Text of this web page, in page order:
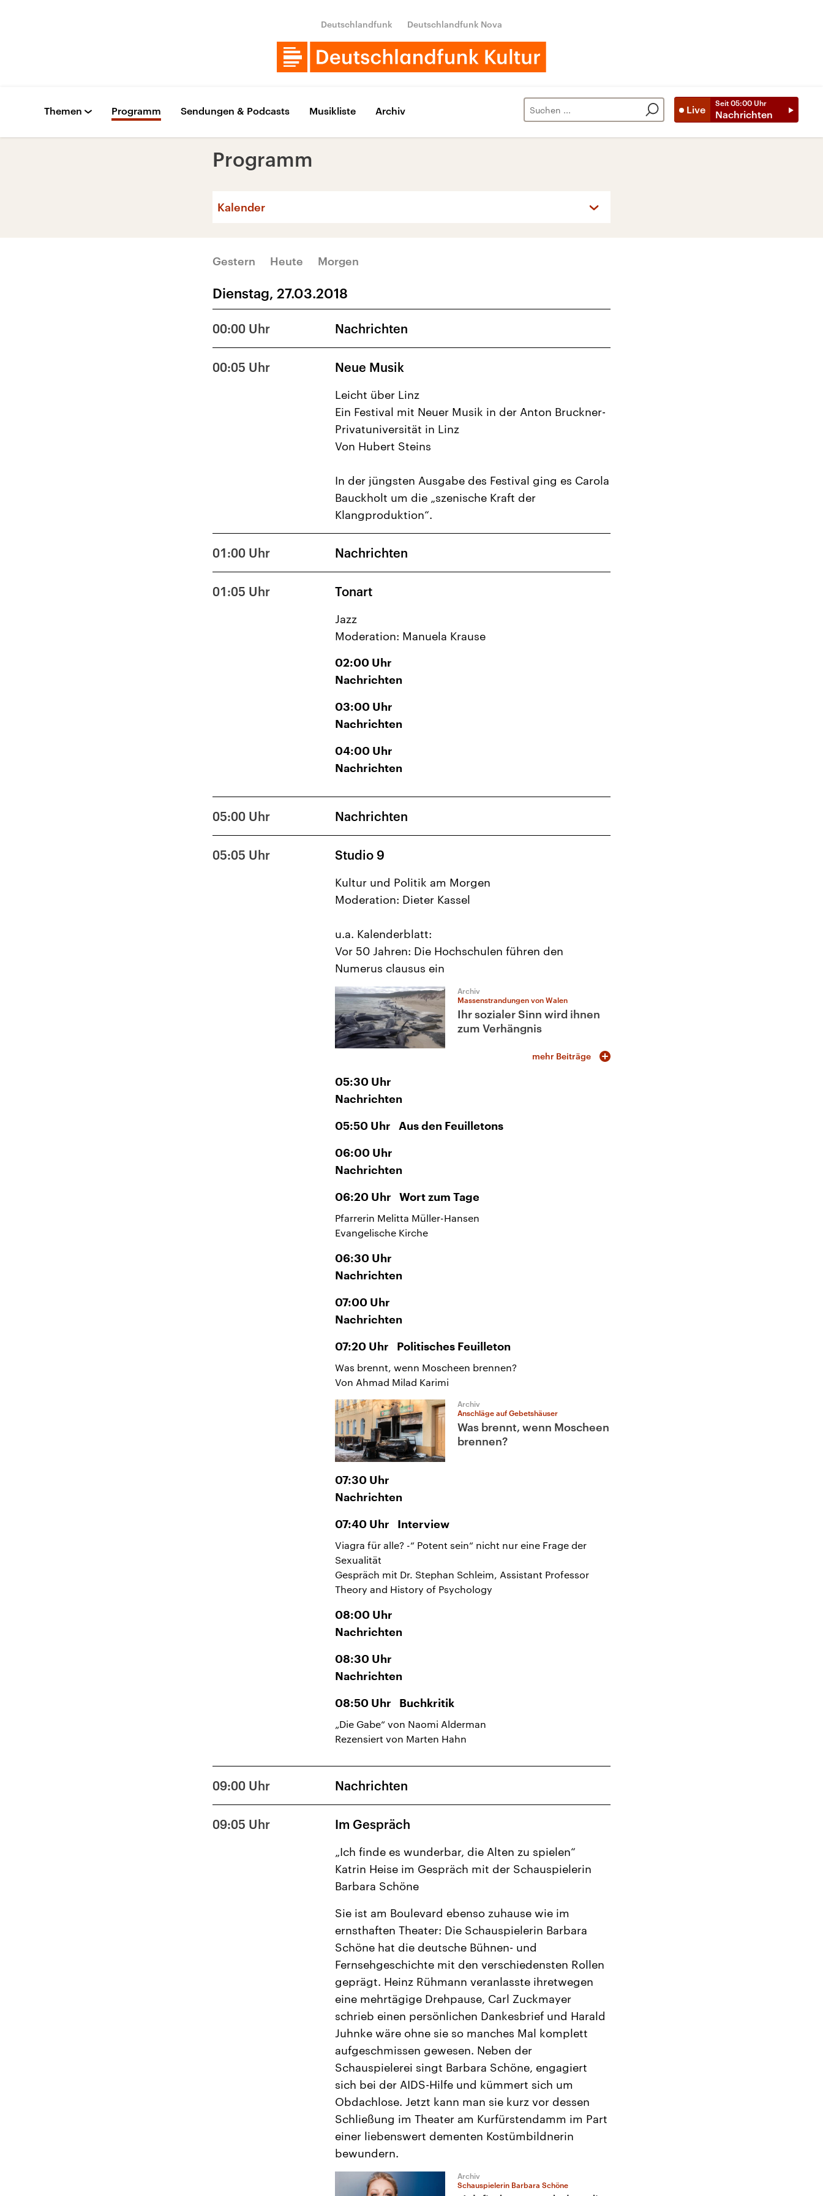
Deutschlandfunk Deutschlandfunk Nova
Live
Seit 05:00 Uhr
Nachrichten
Themen Programm Sendungen & Podcasts Musikliste Archiv
Programm
Kalender
Mo Di Mi
26 27
19 21
28 29
Gestern Heute Morgen
Dienstag, 27.03.2018
00:00 Uhr Nachrichten
00:05 Uhr Neue Musik
Leicht über Linz
Ein Festival mit Neuer Musik in der Anton Bruckner-
Privatuniversität in Linz
Von Hubert Steins
In der jüngsten Ausgabe des Festival ging es Carola
Bauckholt um die „szenische Kraft der
Klangproduktion“.
01:00 Uhr Nachrichten
01:05 Uhr Tonart
Jazz
Moderation: Manuela Krause
02:00 Uhr
Nachrichten
03:00 Uhr
Nachrichten
04:00 Uhr
Nachrichten
05:00 Uhr Nachrichten
05:05 Uhr Studio 9
Kultur und Politik am Morgen
Moderation: Dieter Kassel
u.a. Kalenderblatt:
Vor 50 Jahren: Die Hochschulen führen den
Numerus clausus ein
Archiv
Massenstrandungen von Walen
Ihr sozialer Sinn wird ihnen
zum Verhängnis
mehr Beiträge
05:30 Uhr
Nachrichten
05:50 Uhr Aus den Feuilletons
06:00 Uhr
Nachrichten
06:20 Uhr Wort zum Tage
Pfarrerin Melitta Müller-Hansen
Evangelische Kirche
06:30 Uhr
Nachrichten
07:00 Uhr
Nachrichten
07:20 Uhr Politisches Feuilleton
Was brennt, wenn Moscheen brennen?
Von Ahmad Milad Karimi
Archiv
Anschläge auf Gebetshäuser
Was brennt, wenn Moscheen
brennen?
07:30 Uhr
Nachrichten
07:40 Uhr Interview
Viagra für alle? -“ Potent sein“ nicht nur eine Frage der
Sexualität
Gespräch mit Dr. Stephan Schleim, Assistant Professor
Theory and History of Psychology
08:00 Uhr
Nachrichten
08:30 Uhr
Nachrichten
08:50 Uhr Buchkritik
„Die Gabe“ von Naomi Alderman
Rezensiert von Marten Hahn
09:00 Uhr Nachrichten
09:05 Uhr Im Gespräch
„Ich finde es wunderbar, die Alten zu spielen“
Katrin Heise im Gespräch mit der Schauspielerin
Barbara Schöne
Sie ist am Boulevard ebenso zuhause wie im
ernsthaften Theater: Die Schauspielerin Barbara
Schöne hat die deutsche Bühnen- und
Fernsehgeschichte mit den verschiedensten Rollen
geprägt. Heinz Rühmann veranlasste ihretwegen
eine mehrtägige Drehpause, Carl Zuckmayer
schrieb einen persönlichen Dankesbrief und Harald
Juhnke wäre ohne sie so manches Mal komplett
aufgeschmissen gewesen. Neben der
Schauspielerei singt Barbara Schöne, engagiert
sich bei der AIDS-Hilfe und kümmert sich um
Obdachlose. Jetzt kann man sie kurz vor dessen
Schließung im Theater am Kurfürstendamm im Part
einer liebenswert dementen Kostümbildnerin
bewundern.
Archiv
Schauspielerin Barbara Schöne